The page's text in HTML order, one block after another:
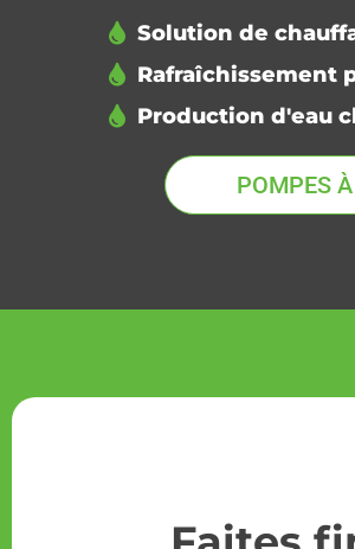
Solution de
Rafraîchissement
Production d'eau
POMPES